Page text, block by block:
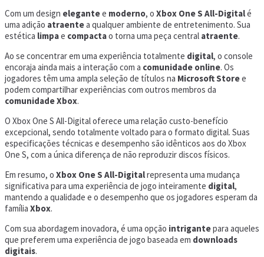
Com um design elegantee moderno, o Xbox One S All-Digitalé
uma adição atraentea qualquer ambiente de entretenimento. Sua
estética limpae compactao torna uma peça central atraente.
Ao se concentrar em uma experiência totalmente digital, o console
encoraja ainda mais a interação com a comunidade online. Os
jogadores têm uma ampla seleção de títulos na Microsoft Storee
podem compartilhar experiências com outros membros da
comunidade Xbox.
O Xbox One S All-Digital oferece uma relação custo-benefício
excepcional, sendo totalmente voltado para o formato digital. Suas
especificações técnicas e desempenho são idênticos aos do Xbox
One S, com a única diferença de não reproduzir discos físicos.
Em resumo, o Xbox One S All-Digitalrepresenta uma mudança
significativa para uma experiência de jogo inteiramente digital,
mantendo a qualidade e o desempenho que os jogadores esperam da
família Xbox.
Com sua abordagem inovadora, é uma opção intrigantepara aqueles
que preferem uma experiência de jogo baseada em downloads
digitais.